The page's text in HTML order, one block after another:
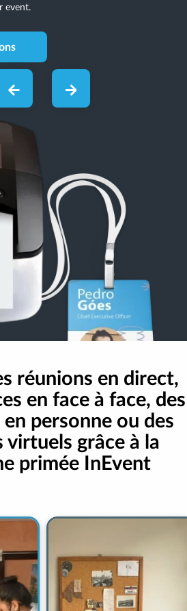
réunions en direct,
en face à face, des
personne ou des
virtuels grâce à la
primée InEvent